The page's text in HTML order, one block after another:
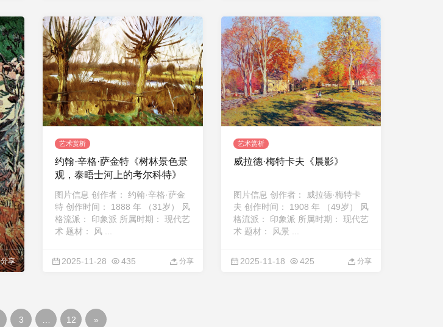
分享
艺术赏析
约翰·辛格·萨金特《树林景色景
观，泰晤士河上的考尔科特》
图片信息 创作者： 约翰·辛格·萨金
特 创作时间： 1888 年 （31岁） 风
格流派： 印象派 所属时期： 现代艺
术 题材： 风 ...
2025-11-28 435 分享
艺术赏析
威拉德·梅特卡夫《晨影》
图片信息 创作者： 威拉德·梅特卡
夫 创作时间： 1908 年 （49岁） 风
格流派： 印象派 所属时期： 现代艺
术 题材： 风景 ...
2025-11-18 425 分享
3 12 »